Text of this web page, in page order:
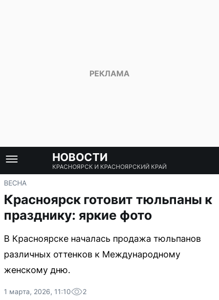
НОВОСТИ
КРАСНОЯРСК И КРАСНОЯРСКИЙ КРАЙ
ВЕСНА
Красноярск готовит тюльпаны к
празднику: яркие фото
В Красноярске началась продажа тюльпанов
различных оттенков к Международному
женскому дню.
1 марта, 2026, 11:10 2